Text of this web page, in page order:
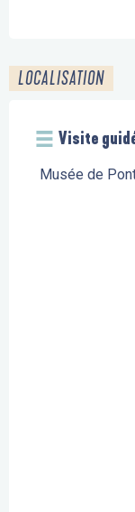
LOCALISATION
Visite
Musée de